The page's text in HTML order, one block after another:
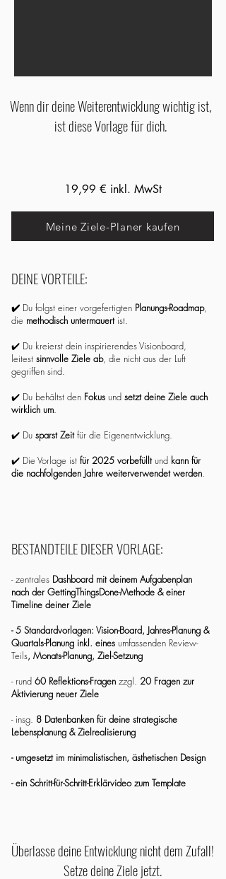
Wenn dir deine Weiterentwicklung wichtig ist,
ist diese Vorlage für dich.
19,99 € inkl. MwSt
Meine Ziele-Planer kaufen
DEINE VORTEILE:
✔️ Du folgst einer vorgefertigten Planungs-Roadmap,
die methodisch untermauertist.
✔️ Du kreierst dein inspirierendes Visionboard,
leitest sinnvolle Ziele ab, die nicht aus der Luft
gegriffen sind.
✔️ Du behältst den Fokus und setzt deine Ziele auch
wirklich um.
✔️ Du sparst Zeitfür die Eigenentwicklung.
✔️ Die Vorlage ist für 2025 vorbefülltund kann für
die nachfolgenden Jahre weiterverwendet werden.
BESTANDTEILE DIESER VORLAGE:
- zentrales Dashboard mit deinem Aufgabenplan
nach der GettingThingsDone-Methode & einer
Timeline deiner Ziele
- 5 Standardvorlagen: Vision-Board, Jahres-Planung &
Quartals-Planung inkl. eines umfassenden Review-
Teils, Monats-Planung, Ziel-Setzung
- rund 60 Reflektions-Fragen zzgl. 20 Fragen zur
Aktivierung neuer Ziele
- insg. 8 Datenbanken für deine strategische
Lebensplanung & Zielrealisierung
- umgesetzt im minimalistischen, ästhetischen Design
- ein Schritt-für-Schritt-Erklärvideo zum Template
Überlasse deine Entwicklung nicht dem Zufall!
Setze deine Ziele jetzt.